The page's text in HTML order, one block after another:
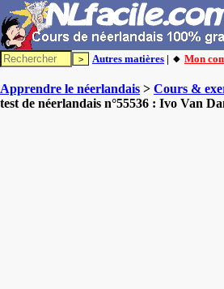
Autres matières | 🔸 Mon
Apprendre le néerlandais > Cours &
test de néerlandais n°55536 : Ivo Van